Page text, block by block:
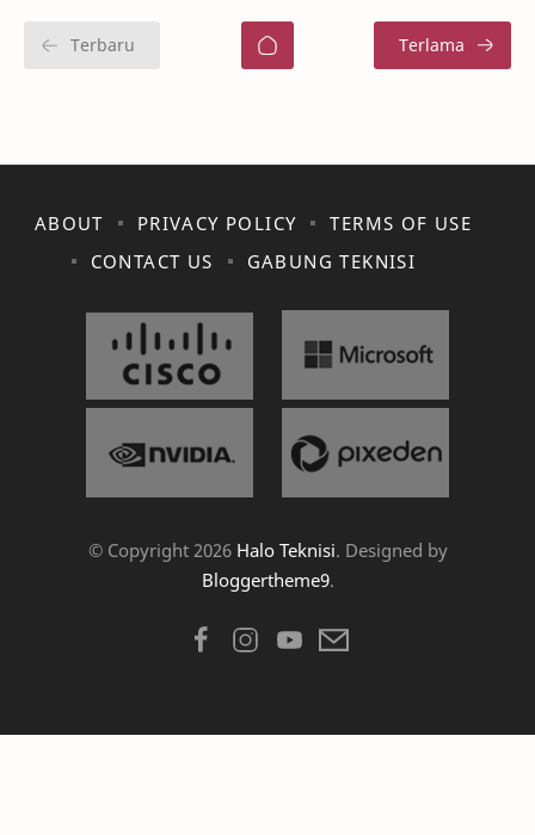
ABOUT PRIVACY POLICY
TERMS OF USE
CONTACT US
GABUNG TEKNISI
© Copyright 2026 Halo Teknisi. Designed by
Bloggertheme9.